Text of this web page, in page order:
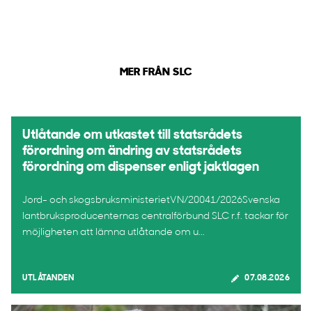
MER FRÅN SLC
Utlåtande om utkastet till statsrådets
förordning om ändring av statsrådets
förordning om dispenser enligt jaktlagen
Jord- och skogsbruksministerietVN/20041/2026Svenska
lantbruksproducenternas centralförbund SLC r.f. tackar för
möjligheten att lämna utlåtande om u...
UTLÅTANDEN 07.08.2026